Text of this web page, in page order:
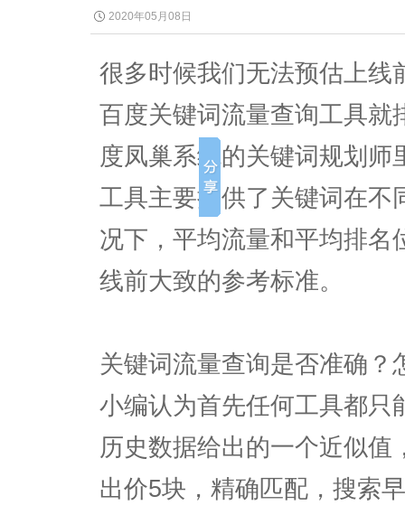
2020年05月08日
很多时候我们无法预估上线
百度关键词流量查询工具就
度凤巢系统的关键词规划
工具主要提供了关键词在不
况下，平均流量和平均排名
线前大致的参考标准。
关键词流量查询是否准确
小编认为首先任何工具都只
历史数据给出的一个近似
出价5块，精确匹配，搜索